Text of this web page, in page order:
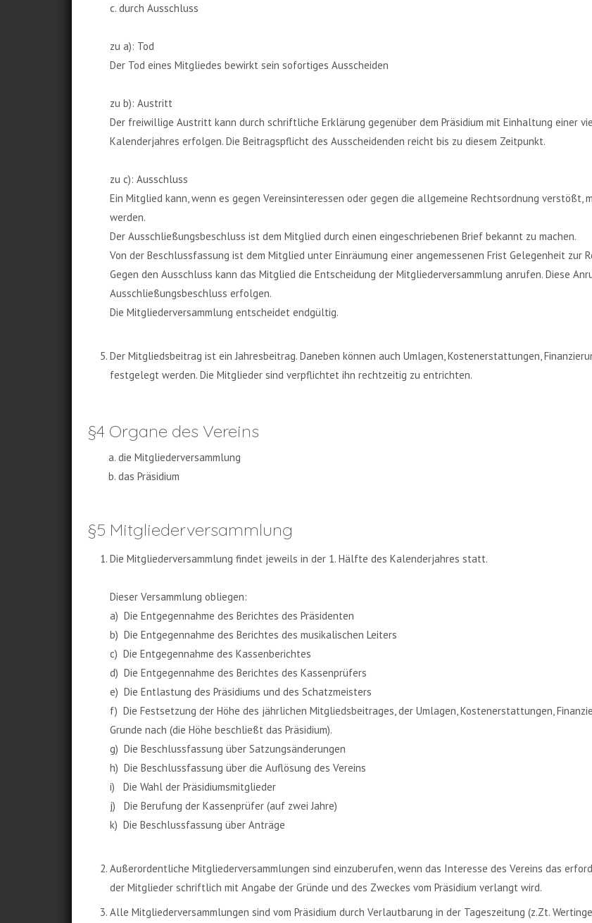
c. durch Ausschluss
zu a): Tod
Der Tod eines Mitgliedes bewirkt sein sofortiges Ausscheiden
zu b): Austritt
Der freiwillige Austritt kann durch schriftliche Erklärung gegenüber dem Präsidium mit Einhaltung einer
Kalenderjahres erfolgen. Die Beitragspflicht des Ausscheidenden reicht bis zu diesem Zeitpunkt.
zu c): Ausschluss
Ein Mitglied kann, wenn es gegen Vereinsinteressen oder gegen die allgemeine Rechtsordnung verstößt,
werden.
Der Ausschließungsbeschluss ist dem Mitglied durch einen eingeschriebenen Brief bekannt zu machen.
Von der Beschlussfassung ist dem Mitglied unter Einräumung einer angemessenen Frist Gelegenheit zur
Gegen den Ausschluss kann das Mitglied die Entscheidung der Mitgliederversammlung anrufen. Diese
Ausschließungsbeschluss erfolgen.
Die Mitgliederversammlung entscheidet endgültig.
Der Mitgliedsbeitrag ist ein Jahresbeitrag. Daneben können auch Umlagen, Kostenerstattungen,
festgelegt werden. Die Mitglieder sind verpflichtet ihn rechtzeitig zu entrichten.
§4 Organe des Vereins
a. die Mitgliederversammlung
b. das Präsidium
§5 Mitgliederversammlung
Die Mitgliederversammlung findet jeweils in der 1. Hälfte des Kalenderjahres statt.
Dieser Versammlung obliegen:
a) Die Entgegennahme des Berichtes des Präsidenten
b) Die Entgegennahme des Berichtes des musikalischen Leiters
c) Die Entgegennahme des Kassenberichtes
d) Die Entgegennahme des Berichtes des Kassenprüfers
e) Die Entlastung des Präsidiums und des Schatzmeisters
f) Die Festsetzung der Höhe des jährlichen Mitgliedsbeitrages, der Umlagen, Kostenerstattungen,
Grunde nach (die Höhe beschließt das Präsidium).
g) Die Beschlussfassung über Satzungsänderungen
h) Die Beschlussfassung über die Auflösung des Vereins
i) Die Wahl der Präsidiumsmitglieder
j) Die Berufung der Kassenprüfer (auf zwei Jahre)
k) Die Beschlussfassung über Anträge
Außerordentliche Mitgliederversammlungen sind einzuberufen, wenn das Interesse des Vereins das
der Mitglieder schriftlich mit Angabe der Gründe und des Zweckes vom Präsidium verlangt wird.
Alle Mitgliederversammlungen sind vom Präsidium durch Verlautbarung in der Tageszeitung (z.Zt.